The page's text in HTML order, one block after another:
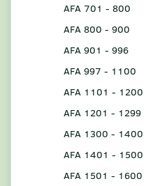
AFA 701 - 800
AFA 800 - 900
AFA 901 - 996
AFA 997 - 1100
AFA 1101 - 1200
AFA 1201 - 1299
AFA 1300 - 1400
AFA 1401 - 1500
AFA 1501 - 1600